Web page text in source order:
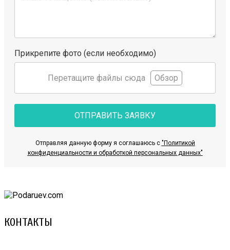
Прикрепите фото (если необходимо)
Перетащите файлы сюда Обзор
ОТПРАВИТЬ ЗАЯВКУ
Отправляя данную форму я соглашаюсь с "Политикой
конфиденциальности и обработкой персональных данных"
КОНТАКТЫ